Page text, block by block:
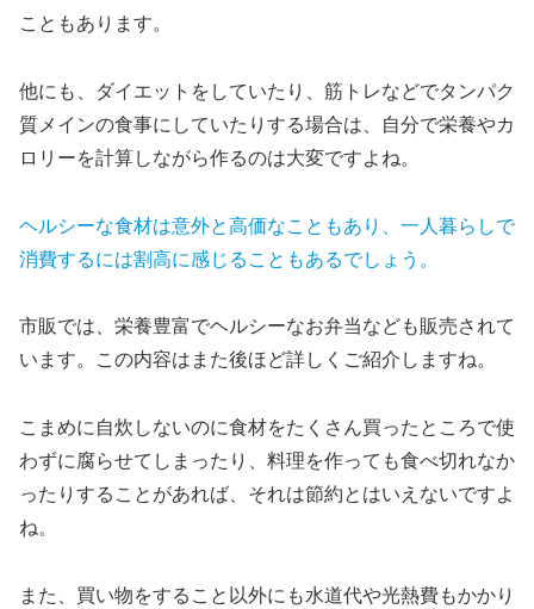
こともあります。
他にも、ダイエットをしていたり、筋トレなどでタンパク
質メインの食事にしていたりする場合は、自分で栄養やカ
ロリーを計算しながら作るのは大変ですよね。
ヘルシーな食材は意外と高価なこともあり、一人暮らしで
消費するには割高に感じることもあるでしょう。
市販では、栄養豊富でヘルシーなお弁当なども販売されて
います。この内容はまた後ほど詳しくご紹介しますね。
こまめに自炊しないのに食材をたくさん買ったところで使
わずに腐らせてしまったり、料理を作っても食べ切れなか
ったりすることがあれば、それは節約とはいえないですよ
ね。
また、買い物をすること以外にも水道代や光熱費もかかり